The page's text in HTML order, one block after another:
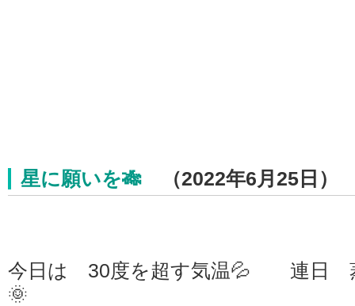
星に願いを🎋 （2022年6月25日）
今日は 30度を超す気温💦 連日
🌞